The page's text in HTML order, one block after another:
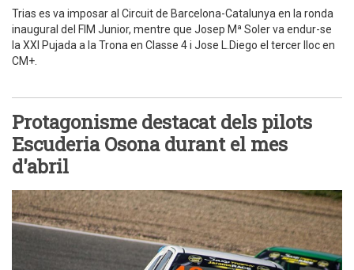
Trias es va imposar al Circuit de Barcelona-Catalunya en la ronda
inaugural del FIM Junior, mentre que Josep Mª Soler va endur-se
la XXI Pujada a la Trona en Classe 4 i Jose L.Diego el tercer lloc en
CM+.
Protagonisme destacat dels pilots
Escuderia Osona durant el mes
d'abril